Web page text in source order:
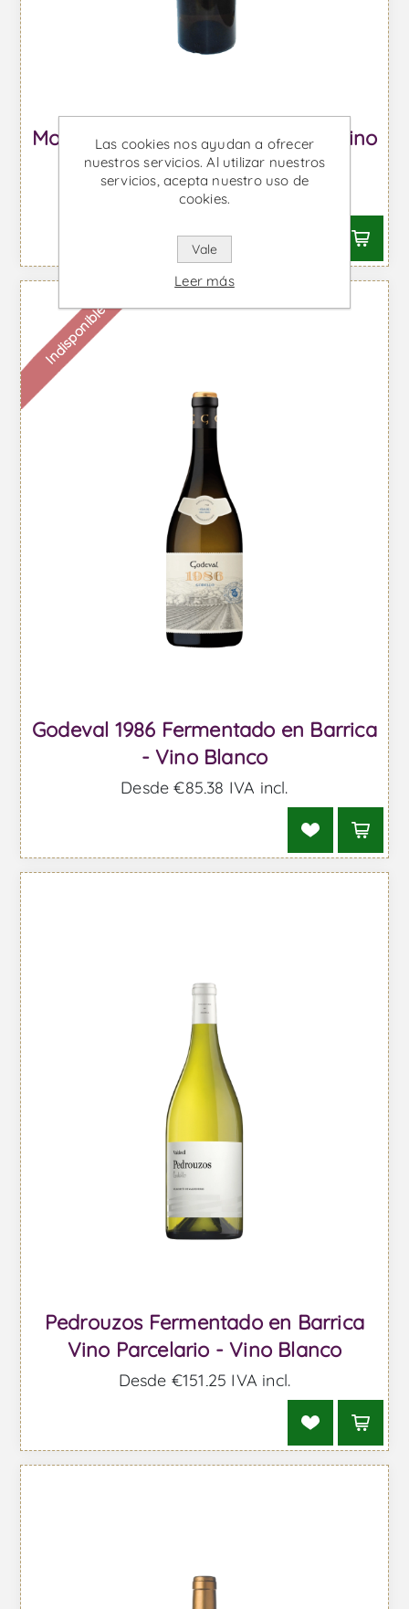
Mocén Fermentado en Barrica - Vino
Blanco
Desde €16,00 IVA incl.
Indisponible
Godeval 1986 Fermentado en Barrica
- Vino Blanco
Desde €85,38 IVA incl.
Pedrouzos Fermentado en Barrica
Vino Parcelario - Vino Blanco
Desde €151,25 IVA incl.
Las cookies nos ayudan a ofrecer
nuestros servicios. Al utilizar nuestros
servicios, acepta nuestro uso de
cookies.
Vale
Leer más